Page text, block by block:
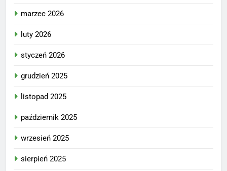
marzec 2026
luty 2026
styczeń 2026
grudzień 2025
listopad 2025
październik 2025
wrzesień 2025
sierpień 2025